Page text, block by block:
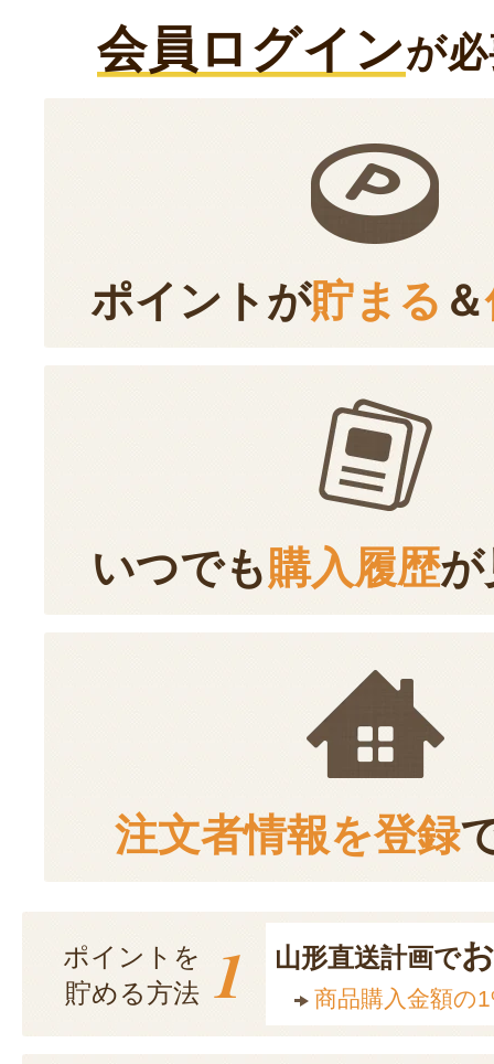
会員ログインが
ポイントが貯まる ＆
いつでも購入履歴が
注文者情報を登録
ポイントを
貯める方法 1 山形直送計画で
商品購入金額の